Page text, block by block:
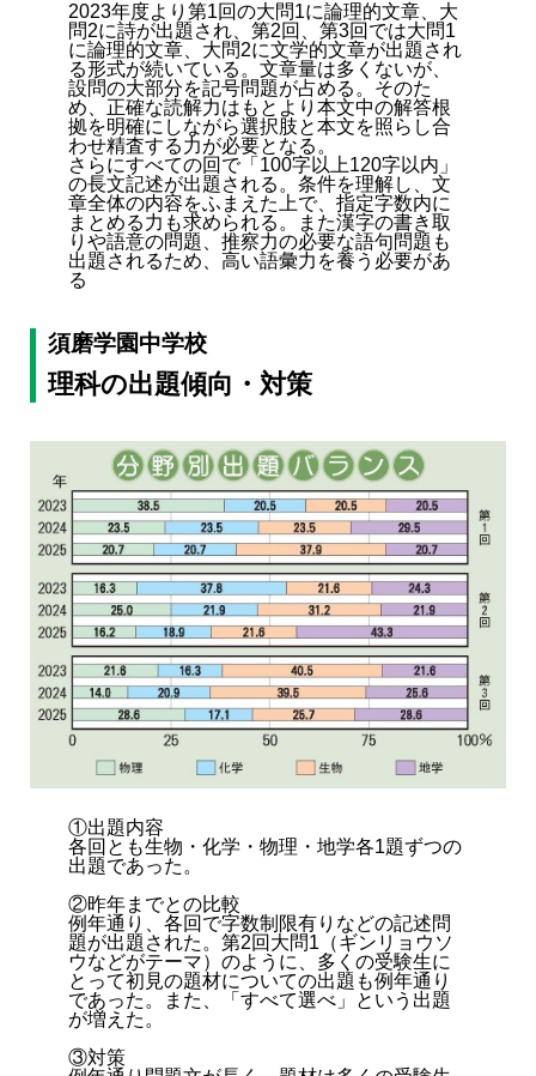
2023年度より第1回の大問1に論理的文章、大
問2に詩が出題され、第2回、第3回では大問1
に論理的文章、大問2に文学的文章が出題され
る形式が続いている。文章量は多くないが、
設問の大部分を記号問題が占める。そのた
め、正確な読解力はもとより本文中の解答根
拠を明確にしながら選択肢と本文を照らし合
わせ精査する力が必要となる。
さらにすべての回で「100字以上120字以内」
の長文記述が出題される。条件を理解し、文
章全体の内容をふまえた上で、指定字数内に
まとめる力も求められる。また漢字の書き取
りや語意の問題、推察力の必要な語句問題も
出題されるため、高い語彙力を養う必要があ
る
須磨学園中学校
理科の出題傾向・対策
①出題内容
各回とも生物・化学・物理・地学各1題ずつの
出題であった。
②昨年までとの比較
例年通り、各回で字数制限有りなどの記述問
題が出題された。第2回大問1（ギンリョウソ
ウなどがテーマ）のように、多くの受験生に
とって初見の題材についての出題も例年通り
であった。また、「すべて選べ」という出題
が増えた。
③対策